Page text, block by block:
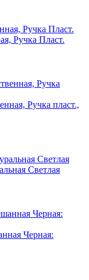
Ручка Пласт.
Ручка пласт.,
Светлая
Черная: